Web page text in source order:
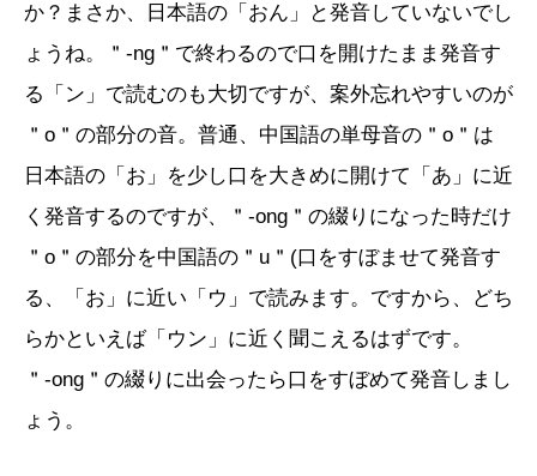
か？まさか、日本語の「おん」と発音していないでし
ょうね。＂-ng＂で終わるので口を開けたまま発音す
る「ン」で読むのも大切ですが、案外忘れやすいのが
＂o＂の部分の音。普通、中国語の単母音の＂o＂は
日本語の「お」を少し口を大きめに開けて「あ」に近
く発音するのですが、＂-ong＂の綴りになった時だけ
＂o＂の部分を中国語の＂u＂(口をすぼませて発音す
る、「お」に近い「ウ」で読みます。ですから、どち
らかといえば「ウン」に近く聞こえるはずです。
＂-ong＂の綴りに出会ったら口をすぼめて発音しまし
ょう。